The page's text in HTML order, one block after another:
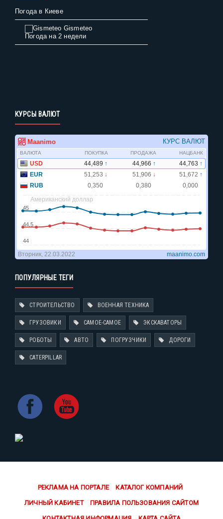
Погода в Киеве
Gismeteo
Погода на 2 недели
КУРСЫ ВАЛЮТ
ПОПУЛЯРНЫЕ ТЕГИ
СТРОИТЕЛЬСТВО ВОЕННАЯ ТЕХНИКА
ГРУЗОВИКИ САМОЕ-САМОЕ ЭКСКАВАТОРЫ
РОБОТЫ АВТО ПОГРУЗЧИКИ ДОРОГИ
CATERPILLAR
РЕКЛАМА НА ПОРТАЛЕ КАТАЛОГ КОМПАНИЙ
ЛИЧНЫЙ КАБИНЕТ ПРАВИЛА ПОЛЬЗОВАНИЯ САЙТОМ